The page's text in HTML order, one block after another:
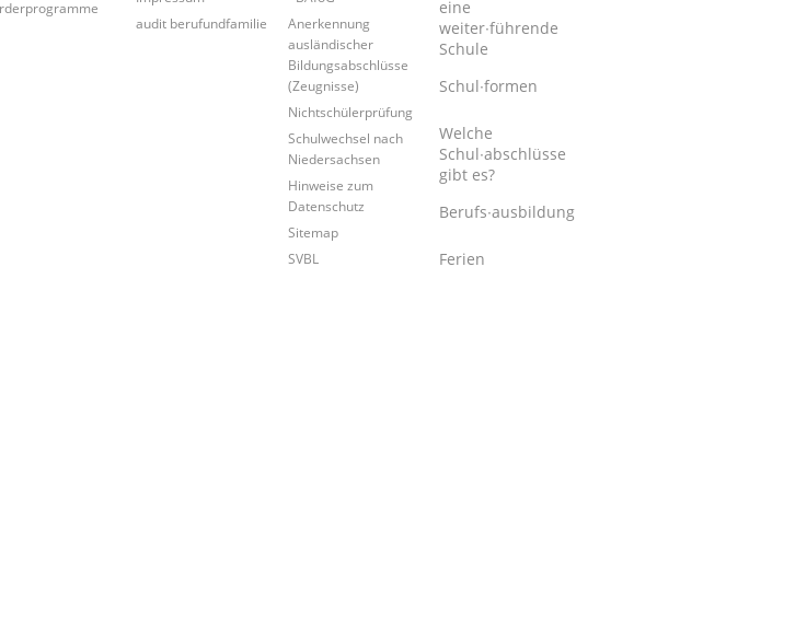
audit berufundfamilie
Anerkennung
ausländischer
Bildungsabschlüsse
(Zeugnisse)
Nichtschülerprüfung
Schulwechsel nach
Niedersachsen
Hinweise zum
Datenschutz
Sitemap
SVBL
eine
weiter∙führende
Schule
Schul∙formen
Welche
Schul∙abschlüsse
gibt es?
Berufs∙ausbildung
Ferien